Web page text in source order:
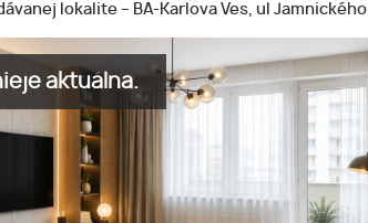
lokalite – BA-Karlova Ves, ul Jamnického
aktuálna.